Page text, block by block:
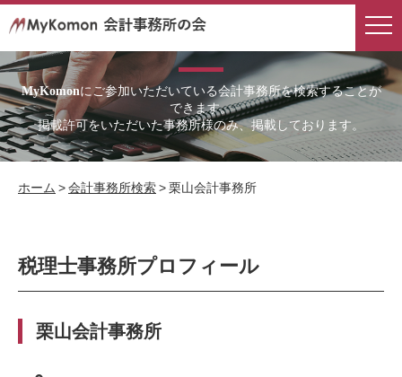
MyKomonにご参加いただいている会計事務所を検索することが
できます。
掲載許可をいただいた事務所様のみ、掲載しております。
ホーム >会計事務所検索>栗山会計事務所
税理士事務所プロフィール
栗山会計事務所